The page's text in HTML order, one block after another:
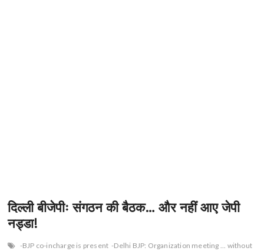
दिल्ली बीजेपीः संगठन की बैठक… और नहीं आए जेपी
नड्डा!
-BJP co-incharge is present -Delhi BJP: Organization meeting ... without